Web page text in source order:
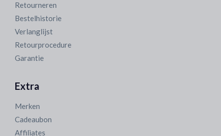
Retourneren
Bestelhistorie
Verlanglijst
Retourprocedure
Garantie
Extra
Merken
Cadeaubon
Affiliates